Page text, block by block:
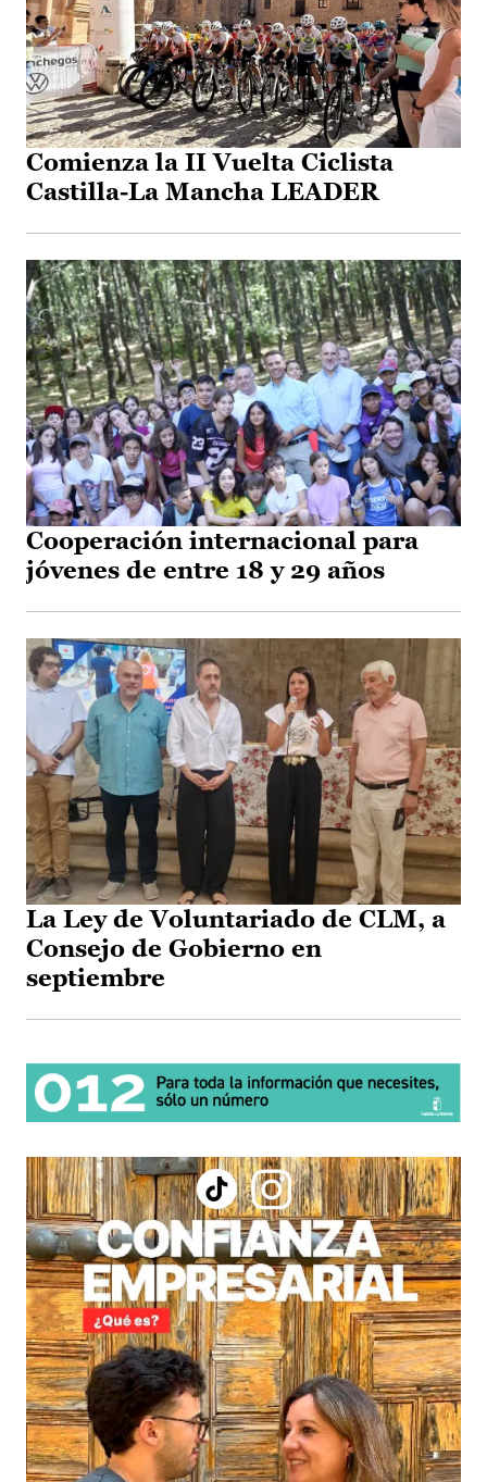
Comienza la II Vuelta Ciclista
Castilla-La Mancha LEADER
Cooperación internacional para
jóvenes de entre 18 y 29 años
La Ley de Voluntariado de CLM, a
Consejo de Gobierno en
septiembre